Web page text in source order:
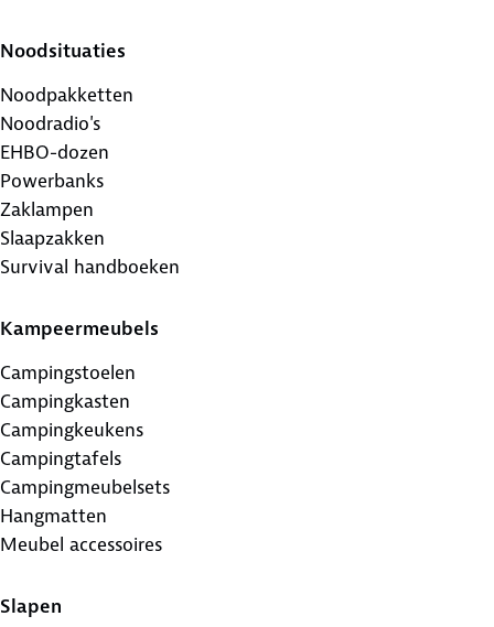
Noodsituaties
Noodpakketten
Noodradio's
EHBO-dozen
Powerbanks
Zaklampen
Slaapzakken
Survival handboeken
Kampeermeubels
Campingstoelen
Campingkasten
Campingkeukens
Campingtafels
Campingmeubelsets
Hangmatten
Meubel accessoires
Slapen